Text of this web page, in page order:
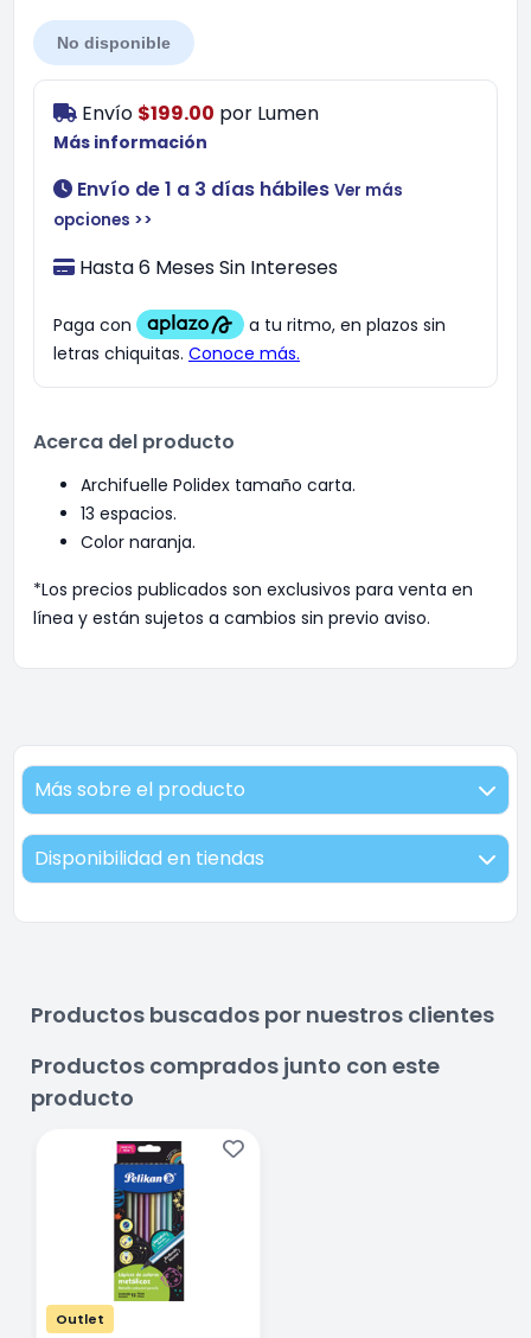
No disponible
Envío $199.00 por Lumen
Más información
Envío de 1 a 3 días hábiles Ver más
opciones >>
Hasta 6 Meses Sin Intereses
Acerca del producto
Archifuelle Polidex tamaño carta.
13 espacios.
Color naranja.
*Los precios publicados son exclusivos para venta en
línea y están sujetos a cambios sin previo aviso.
Más sobre el producto
Disponibilidad en tiendas
Productos buscados por nuestros clientes
Productos comprados junto con este
producto
Outlet